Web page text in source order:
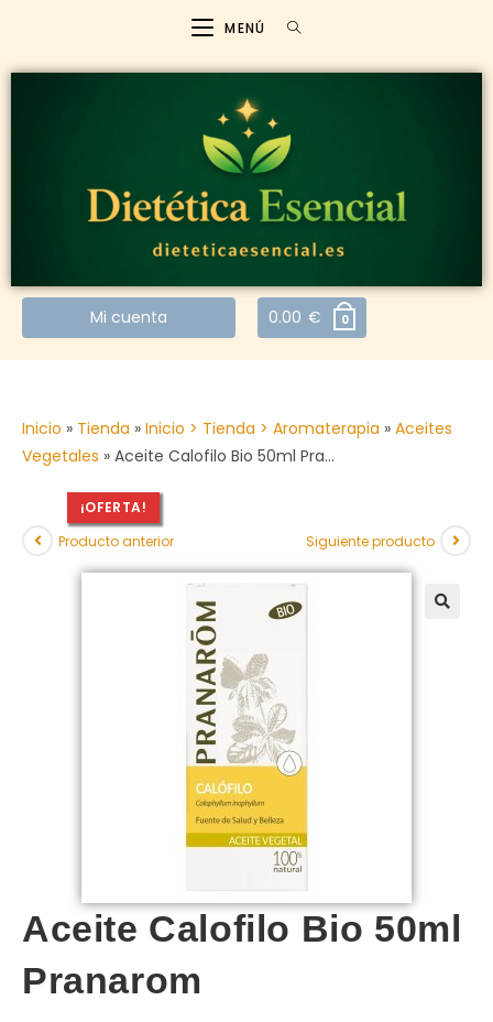
MENÚ
Mi cuenta 0.00 € 0
Inicio » Tienda » Inicio > Tienda > Aromaterapia » Aceites
Vegetales » Aceite Calofilo Bio 50ml Pra…
¡OFERTA!
Producto anterior
Siguiente producto
Aceite Calofilo Bio 50ml
Pranarom